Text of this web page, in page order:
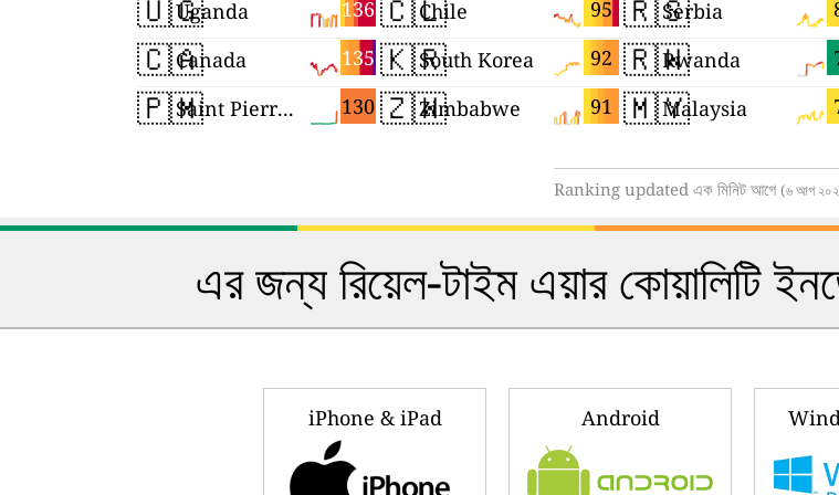
🇺🇬 136
Uganda
🇨🇦 135
Canada
🇵🇲 130
Saint Pierre and Miquelon
🇨🇱 95
Chile
🇰🇷 92
South Korea
🇿🇼 91
Zimbabwe
🇷🇸Serbia
🇷🇼Rwanda
🇲🇾Malaysia
Ranking updated এক মিনিট আগে (৬ আগ
এর জন্য রিয়েল-টাইম এয়ার কোয়ালিটি
iPhone & iPad Android